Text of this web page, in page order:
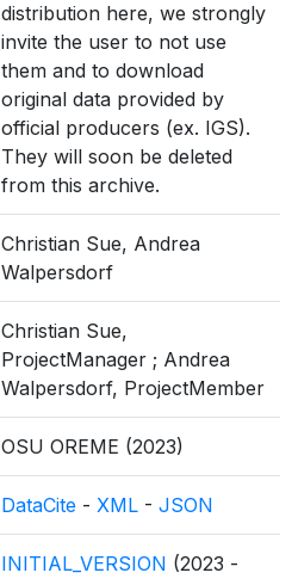
distribution here, we strongly
invite the user to not use
them and to download
original data provided by
official producers (ex. IGS).
They will soon be deleted
from this archive.
Christian Sue, Andrea
Walpersdorf
Christian Sue,
ProjectManager ; Andrea
Walpersdorf, ProjectMember
OSU OREME (2023)
DataCite - XML - JSON
INITIAL_VERSION (2023 -